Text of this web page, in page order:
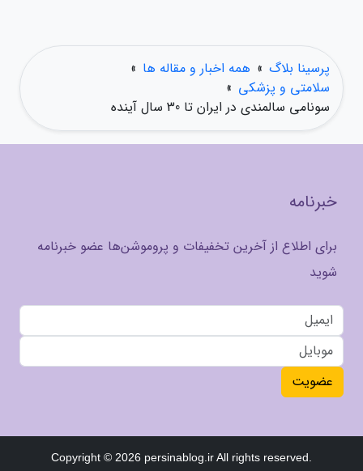
پرسینا بلاگ » همه اخبار و مقاله ها »
سلامتی و پزشکی »
سونامی سالمندی در ایران تا 30 سال آینده
خبرنامه
برای اطلاع از آخرین تخفیفات و پروموشن‌ها عضو خبرنامه
شوید
عضویت
Copyright © 2026 persinablog.ir All rights reserved.